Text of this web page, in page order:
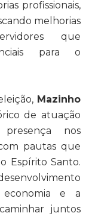
profissionais,
melhorias
que
para o
Mazinho
de atuação
nos
pautas que
Espírito Santo.
e a
juntos